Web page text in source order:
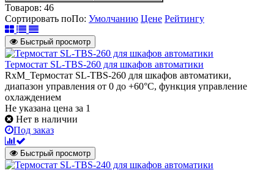
Товаров: 46
Сортировать поПо: Умолчанию Цене Рейтингу
Быстрый просмотр
Термостат SL-TBS-260 для шкафов автоматики
RxM_Термостат SL-TBS-260 для шкафов автоматики,
диапазон управления от 0 до +60°С, функция управление
охлаждением
Не указана цена за 1
Нет в наличии
Под заказ
Быстрый просмотр